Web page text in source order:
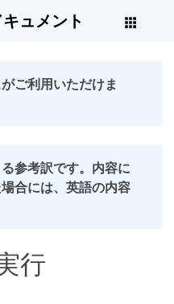
キュメント
ご利用いただけま
参考訳です。内容に
合には、英語の内容
行